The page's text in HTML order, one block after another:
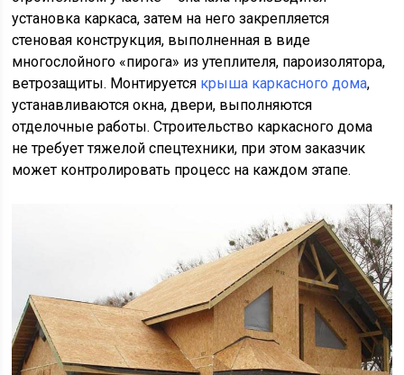
установка каркаса, затем на него закрепляется
стеновая конструкция, выполненная в виде
многослойного «пирога» из утеплителя, пароизолятора,
ветрозащиты. Монтируется крыша каркасного дома,
устанавливаются окна, двери, выполняются
отделочные работы. Строительство каркасного дома
не требует тяжелой спецтехники, при этом заказчик
может контролировать процесс на каждом этапе.